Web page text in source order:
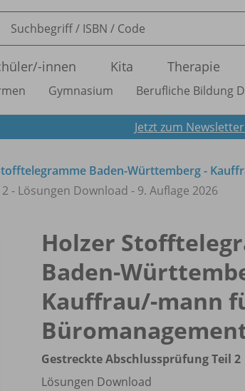
-innen Kita Therapie
Gymnasium Berufliche Bildung
Jetzt zum
Baden-Württemberg -
- Lösungen Download - 9. Auflage 2026
Holzer
Baden-
Kauffrau/-mann
Gestreckte Abschlussprüfung Teil 2
Lösungen Download